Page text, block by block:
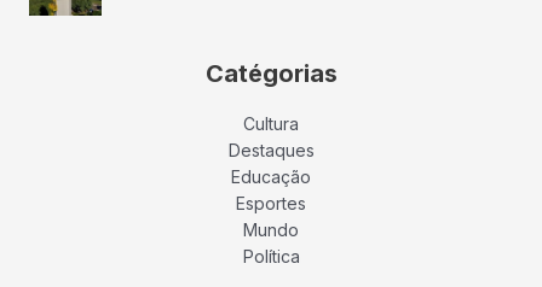
Catégorias
Cultura
Destaques
Educação
Esportes
Mundo
Política